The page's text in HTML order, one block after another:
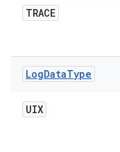
TRACE
LogDataType
UIX